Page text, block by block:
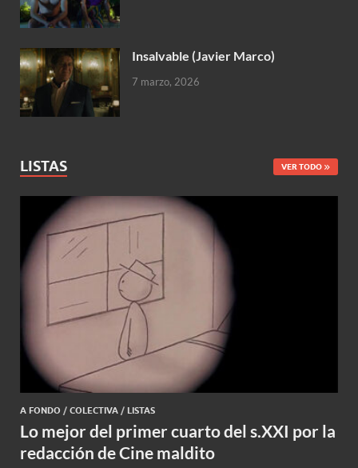
Insalvable (Javier Marco)
7 marzo, 2026
LISTAS VER TODO
A FONDO / COLECTIVA / LISTAS
Lo mejor del primer cuarto del s.XXI por la
redacción de Cine maldito